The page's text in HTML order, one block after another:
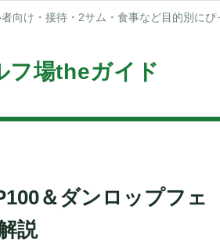
向け・接待・2サム・食事など目的別にぴ
フ場theガイド
＆ダンロップフェ
説